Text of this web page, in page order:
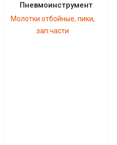
Пневмоинструмент
Молотки отбойные, пики,
зап.части